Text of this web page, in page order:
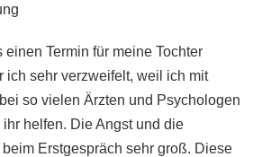
einen Termin für meine Tochter
ich sehr verzweifelt, weil ich mit
so vielen Ärzten und Psychologen
helfen. Die Angst und die
Erstgespräch sehr groß. Diese